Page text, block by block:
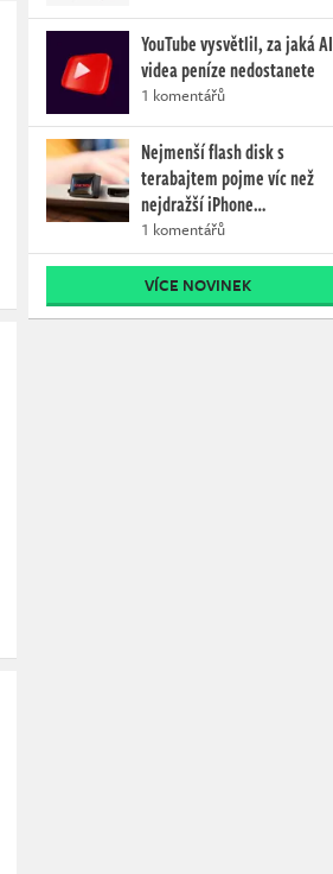
YouTube vysvětlil, za jaká AI
videa peníze nedostanete
1 komentářů
Nejmenší flash disk s
terabajtem pojme víc než
nejdražší iPhone…
1 komentářů
VÍCE NOVINEK